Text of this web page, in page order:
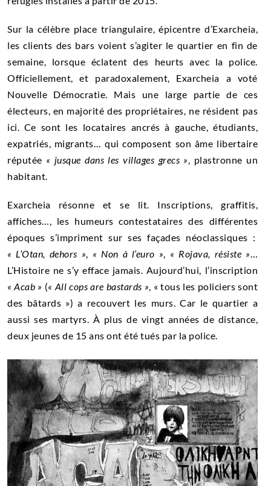
Sur la célèbre place triangulaire, épicentre d’Exarcheia,
les clients des bars voient s’agiter le quartier en fin de
semaine, lorsque éclatent des heurts avec la police.
Officiellement, et paradoxalement, Exarcheia a voté
Nouvelle Démocratie. Mais une large partie de ces
électeurs, en majorité des propriétaires, ne résident pas
ici. Ce sont les locataires ancrés à gauche, étudiants,
expatriés, migrants… qui composent son âme libertaire
réputée « jusque dans les villages grecs », plastronne un
habitant.
Exarcheia résonne et se lit. Inscriptions, graffitis,
affiches…, les humeurs contestataires des différentes
époques s’impriment sur ses façades néoclassiques :
« L’Otan, dehors », « Non à l’euro », « Rojava, résiste »…
L’Histoire ne s’y efface jamais. Aujourd’hui, l’inscription
« Acab » (« All cops are bastards », « tous les policiers sont
des bâtards ») a recouvert les murs. Car le quartier a
aussi ses martyrs. À plus de vingt années de distance,
deux jeunes de 15 ans ont été tués par la police.